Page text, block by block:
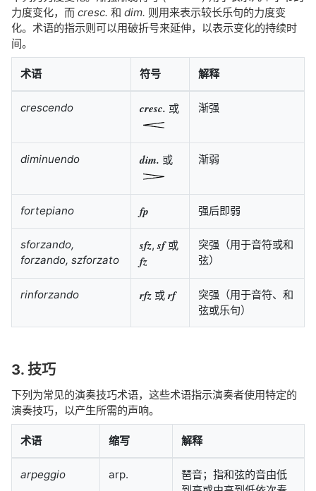
力度变化，而 cresc. 和 dim. 则用来表示较长乐句的力度变
化。术语的指示则可以用破折号来延伸，以表示变化的持续时
间。
术语 符号 解释
crescendo cresc. 或 渐强
diminuendo dim. 或 渐弱
fortepiano fp 强后即弱
sforzando,
forzando, szforzato
sfz,sf或
fz
突强（用于音符或和
弦）
rinforzando rfz 或rf
突强（用于音符、和
弦或乐句）
3. 技巧
下列为常见的演奏技巧术语，这些术语指示演奏者使用特定的
演奏技巧，以产生所需的声响。
术语 缩写 解释
arpeggio arp.
琶音；指和弦的音由低